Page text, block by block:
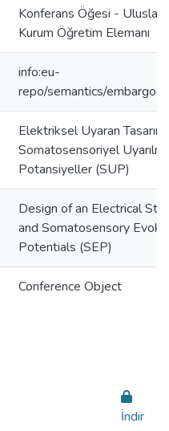
Konferans Öğesi -
Kurum Öğretim Elemanı
info:eu-
repo/semantics/
Elektriksel Uyaran
Somatosensoriyel
Potansiyeller (SUP)
Design of an Electrical
and Somatosensory
Potentials (SEP)
Conference Object
İndir